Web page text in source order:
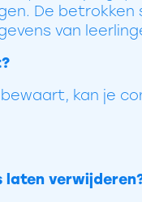
De betrokken
van
bewaart, kan je
laten